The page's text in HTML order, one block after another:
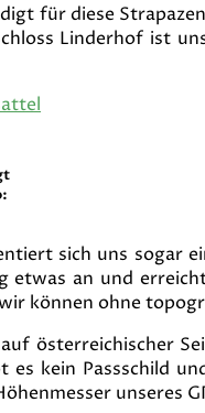
für diese
Linderhof ist
sich uns sogar
etwas an und
können ohne
österreichischer
kein Passschild
unseres